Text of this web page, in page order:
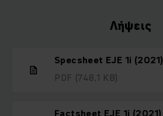
Λήψεις
Specsheet EJE 1i (2021)
PDF (748,1 KB)
Factsheet EJE 1i (2021)